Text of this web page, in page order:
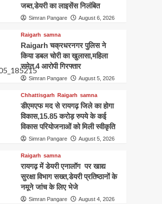
जब्त,डेयरी का लाइसेंस निलंबित
Simran Pangare August 6, 2026
Raigarh samna
Raigarh चक्रधरनगर पुलिस ने
किया डबल चोरी का खुलासा,महिला
समेत 4 आरोपी गिरफ्तार
Simran Pangare August 5, 2026
Chhattisgarh Raigarh samna
डीएमएफ मद से रायगढ़ जिले का होगा
विकास,15.85 करोड़ रुपये के कई
विकास परियोजनाओं को मिली स्वीकृति
Simran Pangare August 5, 2026
Raigarh samna
रायगढ़ में डेयरी एनालॉग पर खाद्य
सुरक्षा विभाग सख्त,डेयरी प्रतिष्ठानों के
नमूने जांच के लिए भेजे
Simran Pangare August 4, 2026